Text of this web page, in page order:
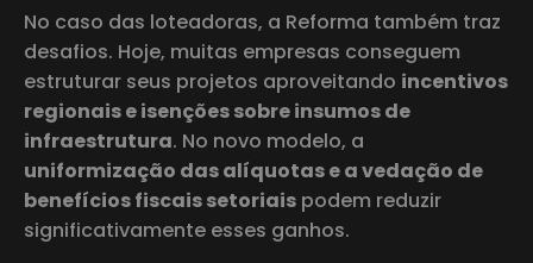
No caso das loteadoras, a Reforma também traz
desafios. Hoje, muitas empresas conseguem
estruturar seus projetos aproveitando incentivos
regionais e isenções sobre insumos de
infraestrutura. No novo modelo, a
uniformização das alíquotas e a vedação de
benefícios fiscais setoriais podem reduzir
significativamente esses ganhos.